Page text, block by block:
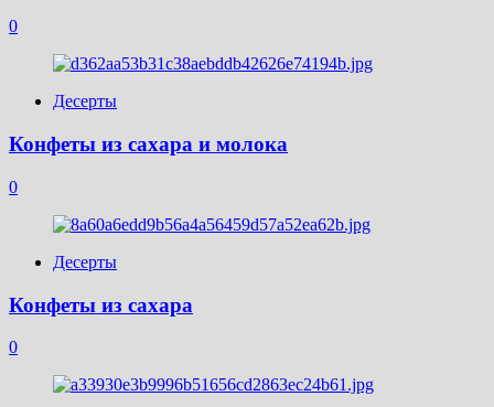
0
Десерты
Конфеты из сахара и молока
0
Десерты
Конфеты из сахара
0